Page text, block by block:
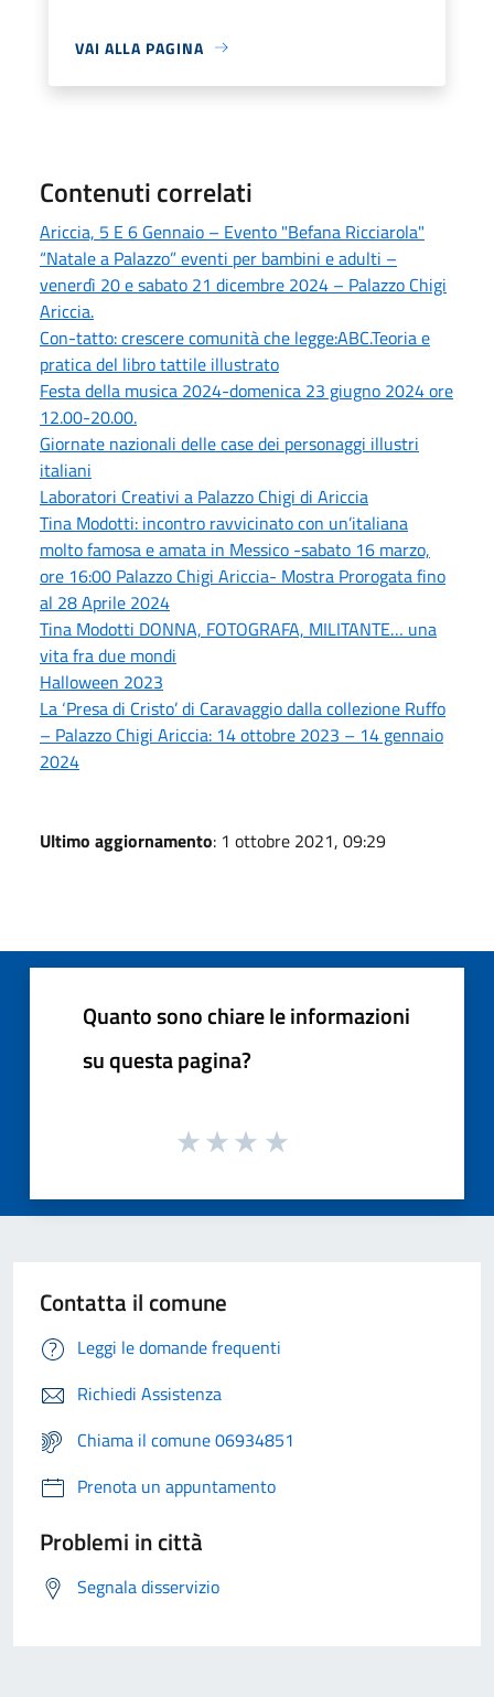
VAI ALLA PAGINA
Contenuti correlati
Ariccia, 5 E 6 Gennaio – Evento "Befana Ricciarola"
“Natale a Palazzo” eventi per bambini e adulti –
venerdì 20 e sabato 21 dicembre 2024 – Palazzo Chigi
Ariccia.
Con-tatto: crescere comunità che legge:ABC.Teoria e
pratica del libro tattile illustrato
Festa della musica 2024-domenica 23 giugno 2024 ore
12.00-20.00.
Giornate nazionali delle case dei personaggi illustri
italiani
Laboratori Creativi a Palazzo Chigi di Ariccia
Tina Modotti: incontro ravvicinato con un’italiana
molto famosa e amata in Messico -sabato 16 marzo,
ore 16:00 Palazzo Chigi Ariccia- Mostra Prorogata fino
al 28 Aprile 2024
Tina Modotti DONNA, FOTOGRAFA, MILITANTE… una
vita fra due mondi
Halloween 2023
La ‘Presa di Cristo’ di Caravaggio dalla collezione Ruffo
– Palazzo Chigi Ariccia: 14 ottobre 2023 – 14 gennaio
2024
Ultimo aggiornamento: 1 ottobre 2021, 09:29
Quanto sono chiare le informazioni
su questa pagina?
Contatta il comune
Leggi le domande frequenti
Richiedi Assistenza
Chiama il comune 06934851
Prenota un appuntamento
Problemi in città
Segnala disservizio